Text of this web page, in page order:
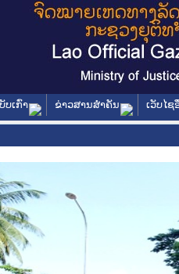
ບເກົ່າ ຂ່າວສານສໍາຄັນ ເວັບໄຊ